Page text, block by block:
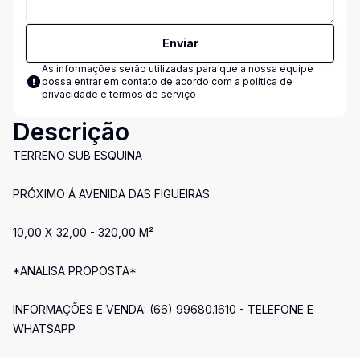
Enviar
As informações serão utilizadas para que a nossa equipe
possa entrar em contato de acordo com a política de
privacidade e termos de serviço
Descrição
TERRENO SUB ESQUINA
PRÓXIMO Á AVENIDA DAS FIGUEIRAS
10,00 X 32,00 - 320,00 M²
*ANALISA PROPOSTA*
INFORMAÇÕES E VENDA: (66) 99680.1610 - TELEFONE E
WHATSAPP